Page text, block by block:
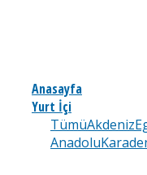
Anasayfa
Yurt İçi
TümüAkdeniz
Anadolu